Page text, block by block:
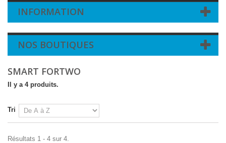
INFORMATION
NOS BOUTIQUES
SMART FORTWO
Il y a 4 produits.
Tri
Résultats 1 - 4 sur 4.